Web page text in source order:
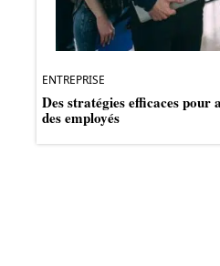
ENTREPRISE
Des stratégies efficaces
des employés